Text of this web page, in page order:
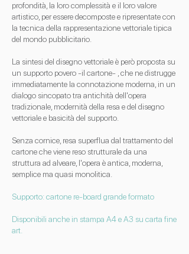
profondità, la loro complessità e il loro valore
artistico, per essere decomposte e ripresentate con
la tecnica della rappresentazione vettoriale tipica
del mondo pubblicitario.
La sintesi del disegno vettoriale è però proposta su
un supporto povero -il cartone- , che ne distrugge
immediatamente la connotazione moderna, in un
dialogo sincopato tra antichità dell'opera
tradizionale, modernità della resa e del disegno
vettoriale e basicità del supporto.
Senza cornice, resa superflua dal trattamento del
cartone che viene reso strutturale da una
struttura ad alveare, l'opera è antica, moderna,
semplice ma quasi monolitica.
Supporto: cartone re-board grande formato
Disponibili anche in stampa A4 e A3 su carta fine
art.